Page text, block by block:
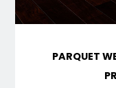
PARQUET